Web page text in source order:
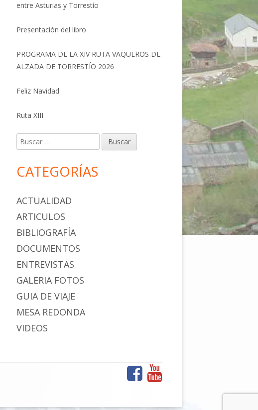
entre Asturias y Torrestío
Presentación del libro
PROGRAMA DE LA XIV RUTA VAQUEROS DE
ALZADA DE TORRESTÍO 2026
Feliz Navidad
Ruta XIII
Buscar:
CATEGORÍAS
ACTUALIDAD
ARTICULOS
BIBLIOGRAFÍA
DOCUMENTOS
ENTREVISTAS
GALERIA FOTOS
GUIA DE VIAJE
MESA REDONDA
VIDEOS
Facebook